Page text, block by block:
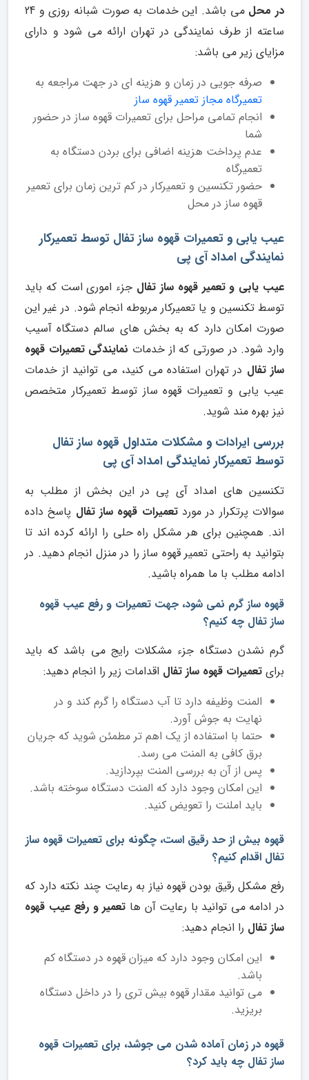
در محل
می باشد. این خدمات به صورت شبانه روزی و 24
ساعته از طرف نمایندگی در تهران ارائه می شود و دارای
مزایای زیر می باشد:
صرفه جویی در زمان و هزینه ای در جهت مراجعه به
تعمیرگاه مجاز تعمیر قهوه ساز
انجام تمامی مراحل برای تعمیرات قهوه ساز در حضور
شما
عدم پرداخت هزینه اضافی برای بردن دستگاه به
تعمیرگاه
حضور تکنسین و تعمیرکار در کم ترین زمان برای تعمیر
قهوه ساز در محل
عیب یابی و تعمیرات قهوه ساز تفال توسط تعمیرکار
نمایندگی امداد آی پی
عیب یابی و تعمیر قهوه ساز تفال جزء اموری است که باید
توسط تکنسین و یا تعمیرکار مربوطه انجام شود. در غیر این
صورت امکان دارد که به بخش های سالم دستگاه آسیب
وارد شود. در صورتی که از خدمات نمایندگی تعمیرات قهوه
ساز تفال در تهران استفاده می کنید، می توانید از خدمات
عیب یابی و تعمیرات قهوه ساز توسط تعمیرکار متخصص
نیز بهره مند شوید.
بررسی ایرادات و مشکلات متداول قهوه ساز تفال
توسط تعمیرکار نمایندگی امداد آی پی
تکنسین های امداد آی پی در این بخش از مطلب به
سوالات پرتکرار در موردتعمیرات قهوه ساز تفال پاسخ داده
اند. همچنین برای هر مشکل راه حلی را ارائه کرده اند تا
بتوانید به راحتی تعمیر قهوه ساز را در منزل انجام دهید. در
ادامه مطلب با ما همراه باشید.
قهوه ساز گرم نمی شود، جهت تعمیرات و رفع عیب قهوه
ساز تفال چه کنیم؟
گرم نشدن دستگاه جزء مشکلات رایج می باشد که باید
برای تعمیرات قهوه ساز تفال اقدامات زیر را انجام دهید:
المنت وظیفه دارد تا آب دستگاه را گرم کند و در
نهایت به جوش آورد.
حتما با استفاده از یک اهم تر مطمئن شوید که جریان
برق کافی به المنت می رسد.
پس از آن به بررسی المنت بپردازید.
این امکان وجود دارد که المنت دستگاه سوخته باشد.
باید املنت را تعویض کنید.
قهوه بیش از حد رقیق است، چگونه برای تعمیرات قهوه ساز
تفال اقدام کنیم؟
رفع مشکل رقیق بودن قهوه نیاز به رعایت چند نکته دارد که
در ادامه می توانید با رعایت آن ها تعمیر و رفع عیب قهوه
ساز تفال را انجام دهید:
این امکان وجود دارد که میزان قهوه در دستگاه کم
باشد.
می توانید مقدار قهوه بیش تری را در داخل دستگاه
بریزید.
قهوه در زمان آماده شدن می جوشد، برای تعمیرات قهوه
ساز تفال چه باید کرد؟